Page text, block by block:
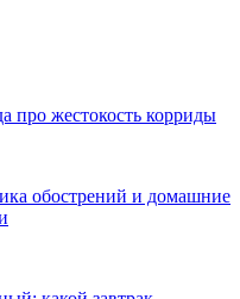
про жестокость корриды
обострений и домашние